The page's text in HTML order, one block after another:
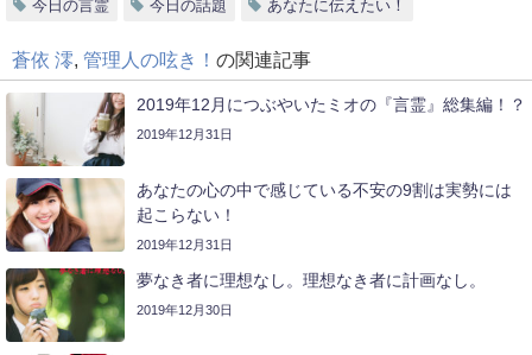
今日の言霊 今日の話題 あなたに伝えたい！
蒼依 澪 管理人の呟き！ の関連記事
2019年12月につぶやいたミオの『言霊』総集編！？
2019年12月31日
あなたの心の中で感じている不安の9割は実勢には
起こらない！
2019年12月31日
夢なき者に理想なし。理想なき者に計画なし。
2019年12月30日